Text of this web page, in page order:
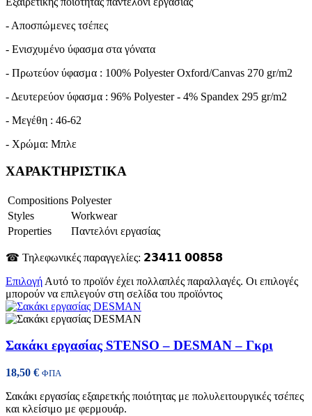
- Αποσπώμενες τσέπες
- Ενισχυμένο ύφασμα στα γόνατα
- Πρωτεύον ύφασμα : 100% Polyester Oxford/Canvas 270 gr/m2
- Δευτερεύον ύφασμα : 96% Polyester - 4% Spandex 295 gr/m2
- Μεγέθη : 46-62
- Χρώμα: Μπλε
ΧΑΡΑΚΤΗΡΙΣΤΙΚΑ
Compositions Polyester
Styles
Workwear
Properties
Παντελόνι εργασίας
☎ Τηλεφωνικές παραγγελίες: 𝟮𝟯𝟰𝟭𝟭 𝟬𝟬𝟴𝟱𝟴
Επιλογή Αυτό το προϊόν έχει πολλαπλές παραλλαγές. Οι επιλογές
μπορούν να επιλεγούν στη σελίδα του προϊόντος
Σακάκι εργασίας STENSO – DESMAN – Γκρι
18,50 € ΦΠΑ
Σακάκι εργασίας εξαιρετκής ποιότητας με πολυλειτουργικές τσέπες
και κλείσιμο με φερμουάρ.